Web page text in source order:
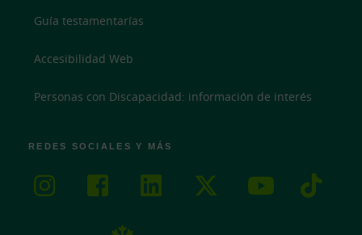
Guía testamentarías
Accesibilidad Web
Personas con Discapacidad: información de interés
REDES SOCIALES Y MÁS